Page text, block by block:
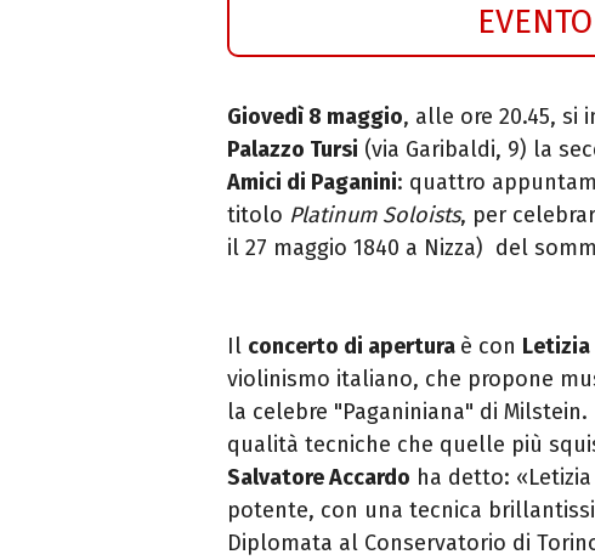
Giovedì 8 maggio, alle ore 20.45, si
Palazzo Tursi (via Garibaldi, 9) la
Amici di Paganini: quattro
titolo Platinum Soloists, per
il 27 maggio 1840 a Nizza) del
Il concerto di apertura è con Letizia
violinismo italiano, che propone
la celebre "Paganiniana" di
qualità tecniche che quelle più
Salvatore Accardo ha detto:
potente, con una tecnica
Diplomata al Conservatorio di